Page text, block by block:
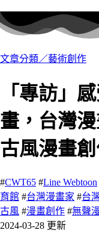
文章分類／藝術創作
「專訪」
畫，台灣
古風漫畫
#CWT65 #Line Webtoon
育館 #台灣漫畫家 #台
古風 #漫畫創作 #無聲
2024-03-28 更新